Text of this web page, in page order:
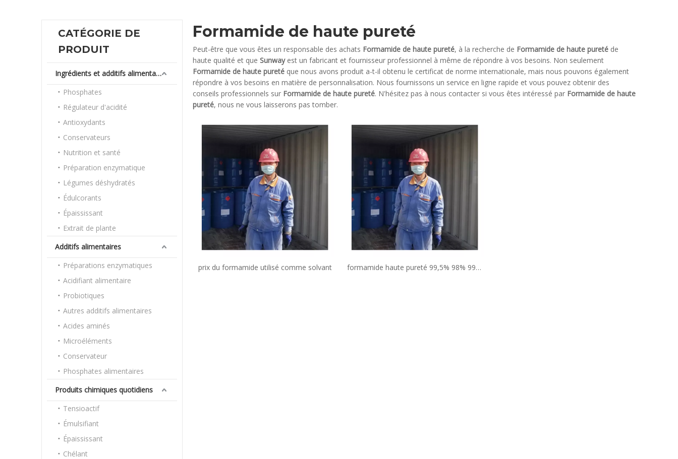
CATÉGORIE DE
PRODUIT
Ingrédients et additifs alimentaires
Phosphates
Régulateur d'acidité
Antioxydants
Conservateurs
Nutrition et santé
Préparation enzymatique
Légumes déshydratés
Édulcorants
Épaississant
Extrait de plante
Additifs alimentaires
Préparations enzymatiques
Acidifiant alimentaire
Probiotiques
Autres additifs alimentaires
Acides aminés
Microéléments
Conservateur
Phosphates alimentaires
Produits chimiques quotidiens
Tensioactif
Émulsifiant
Épaississant
Chélant
Formamide de haute pureté
Peut-être que vous êtes un responsable des achats Formamide de haute pureté, à la recherche de Formamide de haute pureté de
haute qualité et que Sunwayest un fabricant et fournisseur professionnel à même de répondre à vos besoins. Non seulement
Formamide de haute pureté que nous avons produit a-t-il obtenu le certificat de norme internationale, mais nous pouvons également
répondre à vos besoins en matière de personnalisation. Nous fournissons un service en ligne rapide et vous pouvez obtenir des
conseils professionnels sur Formamide de haute pureté. N'hésitez pas à nous contacter si vous êtes intéressé par Formamide de haute
pureté, nous ne vous laisserons pas tomber.
prix du formamide utilisé comme solvant
formamide haute pureté 99,5% 98% 99%